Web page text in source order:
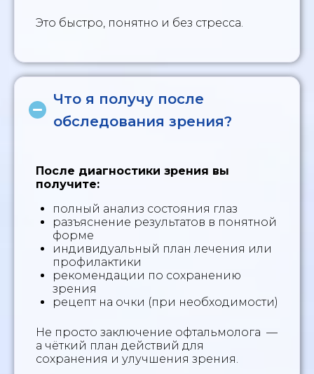
Это быстро, понятно и без стресса.
Что я получу после
обследования зрения?
После диагностики зрения вы
получите:
полный анализ состояния глаз
разъяснение результатов в понятной
форме
индивидуальный план лечения или
профилактики
рекомендации по сохранению
зрения
рецепт на очки (при необходимости)
Не просто заключение офтальмолога —
а чёткий план действий для
сохранения и улучшения зрения.